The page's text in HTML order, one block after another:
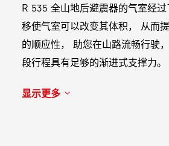
R 535 全山地后避震器的气室经过了改进
移使气室可以改变其体积， 从而提高了对于微弱颠簸
的顺应性， 助您在山路流畅行驶， 同时在中段和尾
段行程具有足够的渐进式支撑力。 这款避震器配备了
启。
显示更多